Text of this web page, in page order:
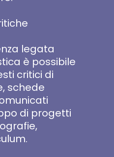
legata
è possibile
critici di
schede
di progetti